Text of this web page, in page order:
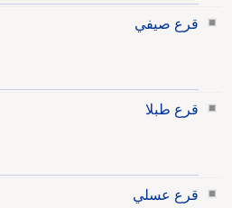
قرع صيفي
قرع طبلا
قرع عسلي